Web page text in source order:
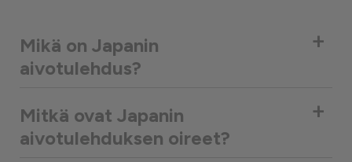
Mikä on Japanin
aivotulehdus?
+
Mitkä ovat Japanin
aivotulehduksen oireet?
+